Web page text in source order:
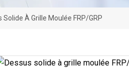
Solide À Grille Moulée FRP/GRP